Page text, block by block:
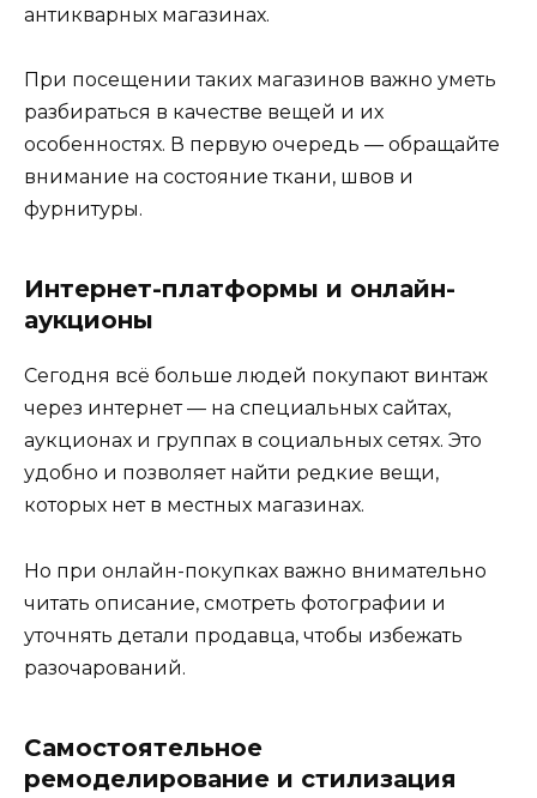
антикварных магазинах.
При посещении таких магазинов важно уметь
разбираться в качестве вещей и их
особенностях. В первую очередь — обращайте
внимание на состояние ткани, швов и
фурнитуры.
Интернет-платформы и онлайн-
аукционы
Сегодня всё больше людей покупают винтаж
через интернет — на специальных сайтах,
аукционах и группах в социальных сетях. Это
удобно и позволяет найти редкие вещи,
которых нет в местных магазинах.
Но при онлайн-покупках важно внимательно
читать описание, смотреть фотографии и
уточнять детали продавца, чтобы избежать
разочарований.
Самостоятельное
ремоделирование и стилизация